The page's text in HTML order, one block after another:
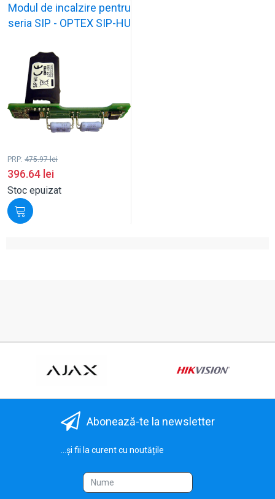
Modul de incalzire pentru
seria SIP - OPTEX SIP-HU
PRP: 475.97lei
396.64 lei
Stoc epuizat
Abonează-te la newsletter
...și fii la curent cu noutățile